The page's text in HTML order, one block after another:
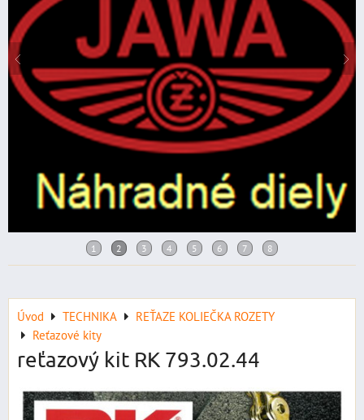
Úvod TECHNIKA
REŤAZE KOLIEČKA ROZETY
Reťazové kity
reťazový kit RK 793.02.44